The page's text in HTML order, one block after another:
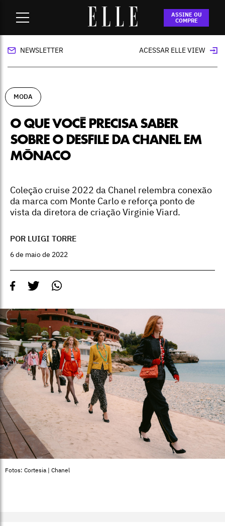
ASSINE OU
COMPRE
O que você precisa saber sobre o desfile da
Chanel em Mônaco
NEWSLETTER ACESSAR ELLE VIEW
MODA
O QUE VOCÊ PRECISA SABER
SOBRE O DESFILE DA CHANEL EM
MÔNACO
Coleção cruise 2022 da Chanel relembra conexão
da marca com Monte Carlo e reforça ponto de
vista da diretora de criação Virginie Viard.
POR LUIGI TORRE
6 de maio de 2022
Fotos: Cortesia | Chanel